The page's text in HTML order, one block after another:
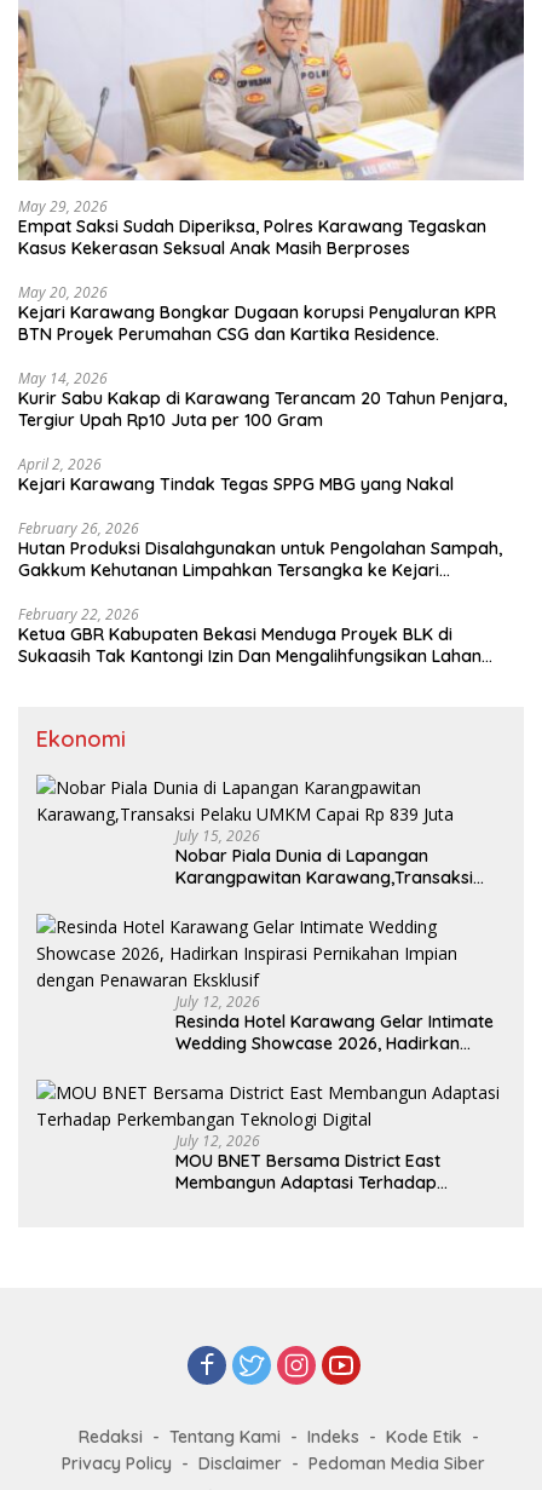
May 29, 2026
Empat Saksi Sudah Diperiksa, Polres Karawang Tegaskan
Kasus Kekerasan Seksual Anak Masih Berproses
May 20, 2026
Kejari Karawang Bongkar Dugaan korupsi Penyaluran KPR
BTN Proyek Perumahan CSG dan Kartika Residence.
May 14, 2026
Kurir Sabu Kakap di Karawang Terancam 20 Tahun Penjara,
Tergiur Upah Rp10 Juta per 100 Gram
April 2, 2026
Kejari Karawang Tindak Tegas SPPG MBG yang Nakal
February 26, 2026
Hutan Produksi Disalahgunakan untuk Pengolahan Sampah,
Gakkum Kehutanan Limpahkan Tersangka ke Kejari
February 22, 2026
Ketua GBR Kabupaten Bekasi Menduga Proyek BLK di
Sukaasih Tak Kantongi Izin Dan Mengalihfungsikan Lahan
Ekonomi
July 15, 2026
Nobar Piala Dunia di Lapangan
Karangpawitan Karawang,Transaksi
July 12, 2026
Resinda Hotel Karawang Gelar Intimate
Wedding Showcase 2026, Hadirkan
Penawaran Eksklusif
July 12, 2026
MOU BNET Bersama District East
Membangun Adaptasi Terhadap
Redaksi Tentang Kami Indeks
Kode Etik
Privacy Policy
Disclaimer
Pedoman Media Siber